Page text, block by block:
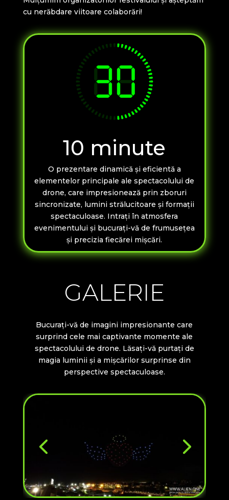
cu nerăbdare viitoare colaborări!
10 minute
O prezentare dinamică și eficientă a
elementelor principale ale spectacolului de
drone, care impresionează prin zboruri
sincronizate, lumini strălucitoare și formații
spectaculoase. Intrați în atmosfera
evenimentului și bucurați-vă de frumusețea
și precizia fiecărei mișcări.
GALERIE
Bucurați-vă de imagini impresionante care
surprind cele mai captivante momente ale
spectacolului de drone. Lăsați-vă purtați de
magia luminii și a mișcărilor surprinse din
perspective spectaculoase.